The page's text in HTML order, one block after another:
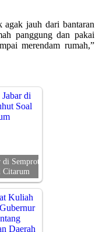
agak jauh dari bantaran
panggung dan pakai
merendam rumah,”
di Semprot
Citarum